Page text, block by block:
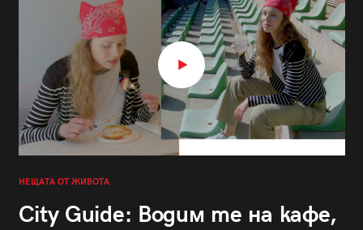
НЕЩАТА ОТ ЖИВОТА
City Guide: Водим те на кафе,